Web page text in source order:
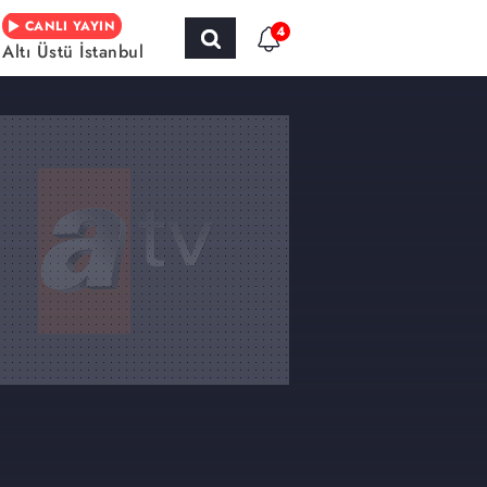
CANLI YAYIN
Altı Üstü İstanbul
4